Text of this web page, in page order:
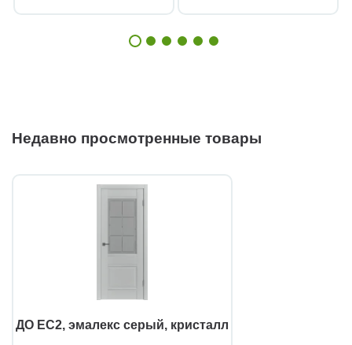
Недавно просмотренные товары
ДО EC2, эмалекс серый, кристалл